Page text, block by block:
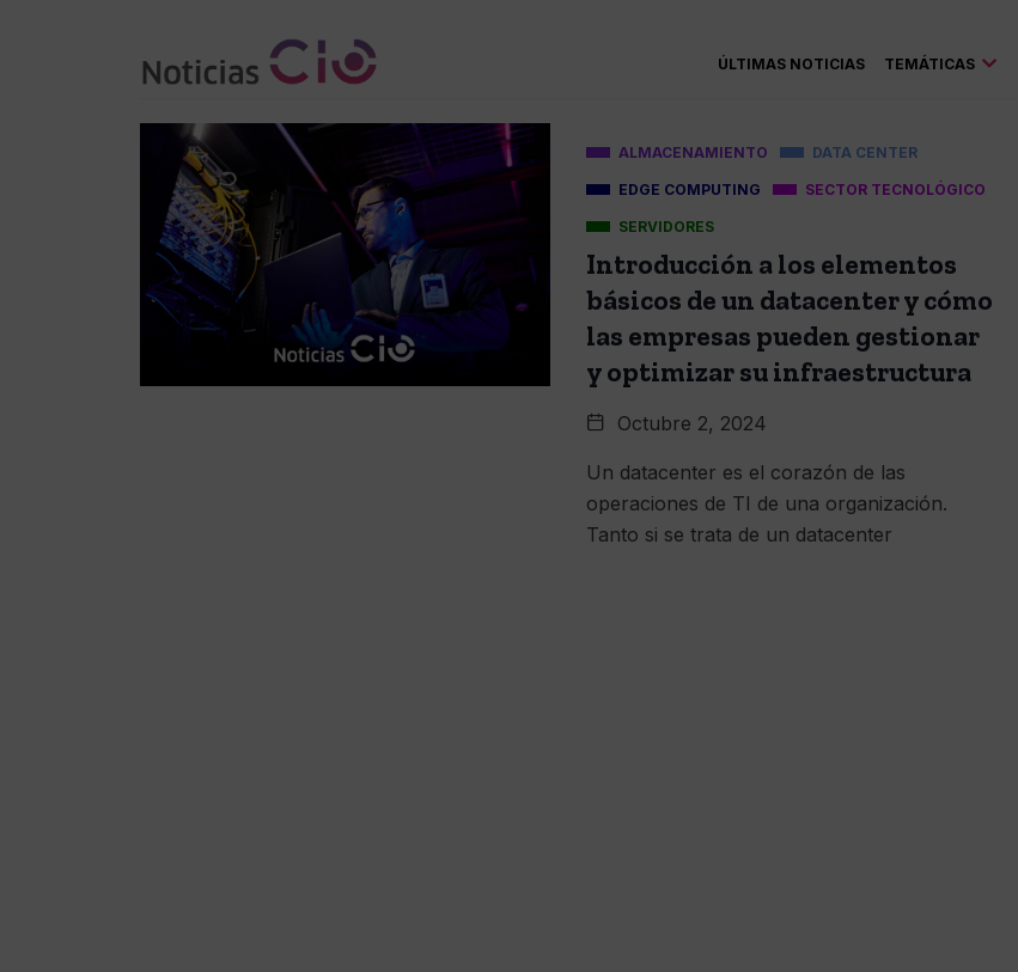
ÚLTIMAS NOTICIAS TEMÁTICAS
ALMACENAMIENTO DATA CENTER
EDGE COMPUTING SECTOR TECNOLÓGICO
SERVIDORES
Introducción a los elementos
básicos de un datacenter y cómo
las empresas pueden gestionar
y optimizar su infraestructura
Octubre 2, 2024
Un datacenter es el corazón de las
operaciones de TI de una organización.
Tanto si se trata de un datacenter